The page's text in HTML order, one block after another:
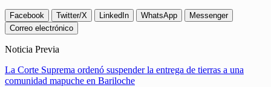
Facebook Twitter/X LinkedIn WhatsApp
Messenger
Correo electrónico
Noticia Previa
La Corte Suprema ordenó suspender la entrega de tierras a una
comunidad mapuche en Bariloche